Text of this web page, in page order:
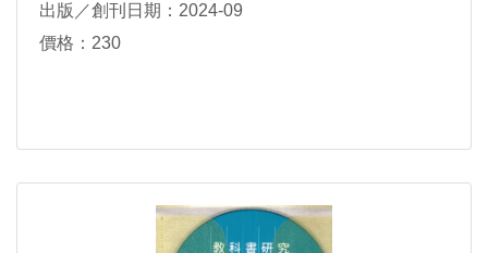
出版／創刊日期：2024-09
價格：230